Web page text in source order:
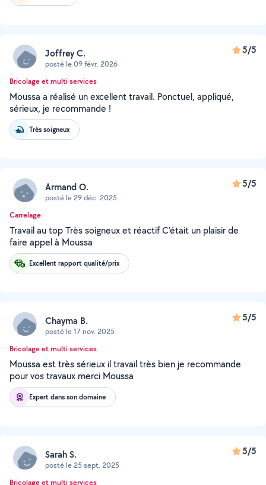
Joffrey C.
posté le 09 févr. 2026
5/5
Bricolage et multi services
Moussa a réalisé un excellent travail. Ponctuel, appliqué,
sérieux, je recommande !
Très soigneux
Armand O.
posté le 29 déc. 2025
5/5
Carrelage
Travail au top Très soigneux et réactif C’était un plaisir de
faire appel à Moussa
Excellent rapport qualité/prix
Chayma B.
posté le 17 nov. 2025
5/5
Bricolage et multi services
Moussa est très sérieux il travail très bien je recommande
pour vos travaux merci Moussa
Expert dans son domaine
Sarah S.
posté le 25 sept. 2025
5/5
Bricolage et multi services